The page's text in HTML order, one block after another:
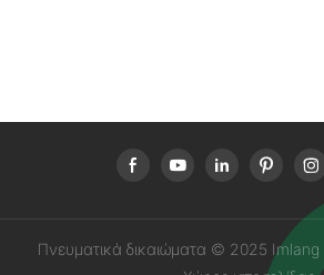
Πνευματικά δικαιώματα © 2025 Imlang |